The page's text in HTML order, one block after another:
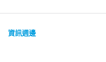
資訊週邊